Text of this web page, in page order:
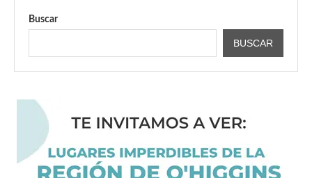
Buscar
BUSCAR